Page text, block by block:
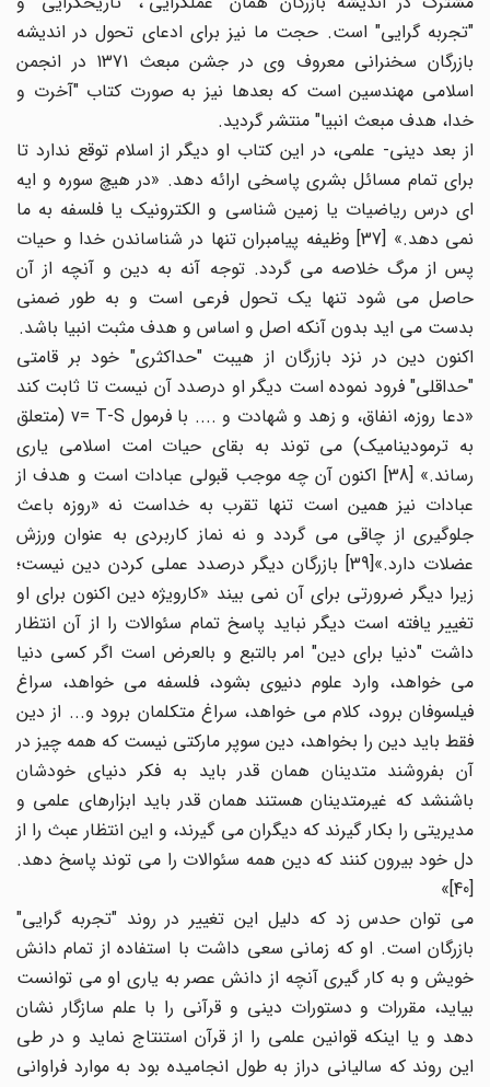
"تجربه گرایی" است. حجت ما نیز برای ادعای تحول در اندیشه
بازرگان سخنرانی معروف وی در جشن مبعث 1371 در انجمن
اسلامی مهندسین است که بعدها نیز به صورت کتاب "آخرت و
خدا، هدف مبعث انبیا" منتشر گردید.
از بعد دینی- علمی، در این کتاب او دیگر از اسلام توقع ندارد تا
برای تمام مسائل بشری پاسخی ارائه دهد. «در هیچ سوره و ایه
ای درس ریاضیات یا زمین شناسی و الکترونیک یا فلسفه به ما
نمی دهد.» [37] وظیفه پیامبران تنها در شناساندن خدا و حیات
پس از مرگ خلاصه می گردد. توجه آنه به دین و آنچه از آن
حاصل می شود تنها یک تحول فرعی است و به طور ضمنی
بدست می اید بدون آنکه اصل و اساس و هدف مثبت انبیا باشد.
اکنون دین در نزد بازرگان از هیبت "حداکثری" خود بر قامتی
"حداقلی" فرود نموده است دیگر او درصدد آن نیست تا ثابت کند
«دعا روزه، انفاق، و زهد و شهادت و .... با فرمول v= T-S (متعلق
به ترمودینامیک) می توند به بقای حیات امت اسلامی یاری
رساند.» [38] اکنون آن چه موجب قبولی عبادات است و هدف از
عبادات نیز همین است تنها تقرب به خداست نه «روزه باعث
جلوگیری از چاقی می گردد و نه نماز کاربردی به عنوان ورزش
عضلات دارد.»[39] بازرگان دیگر درصدد عملی کردن دین نیست؛
زیرا دیگر ضرورتی برای آن نمی بیند «کارویژه دین اکنون برای او
تغییر یافته است دیگر نباید پاسخ تمام سئوالات را از آن انتظار
داشت "دنیا برای دین" امر بالتبع و بالعرض است اگر کسی دنیا
می خواهد، وارد علوم دنیوی بشود، فلسفه می خواهد، سراغ
فیلسوفان برود، کلام می خواهد، سراغ متکلمان برود و... از دین
فقط باید دین را بخواهد، دین سوپر مارکتی نیست که همه چیز در
آن بفروشند متدینان همان قدر باید به فکر دنیای خودشان
باشنشد که غیرمتدینان هستند همان قدر باید ابزارهای علمی و
مدیریتی را بکار گیرند که دیگران می گیرند، و این انتظار عبث را از
دل خود بیرون کنند که دین همه سئوالات را می توند پاسخ دهد.
می توان حدس زد که دلیل این تغییر در روند "تجربه گرایی"
بازرگان است. او که زمانی سعی داشت با استفاده از تمام دانش
خویش و به کار گیری آنچه از دانش عصر به یاری او می توانست
بیاید، مقررات و دستورات دینی و قرآنی را با علم سازگار نشان
دهد و یا اینکه قوانین علمی را از قرآن استنتاج نماید و در طی
این روند که سالیانی دراز به طول انجامیده بود به موارد فراوانی